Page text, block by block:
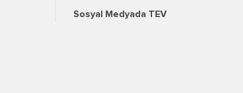
Sosyal Medyada TEV